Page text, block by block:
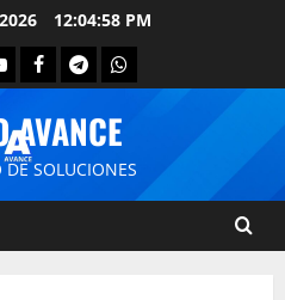
12:04:58 PM
AVANCE
DE SOLUCIONES